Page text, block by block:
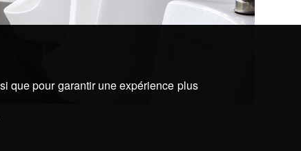
que pour garantir une expérience plus